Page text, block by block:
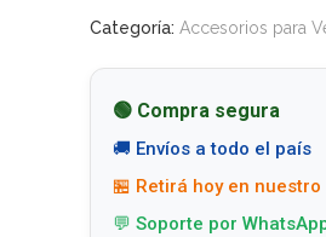
Categoría: Accesorios para
🟢 Compra segura
🚚 Envíos a todo el país
🏪 Retirá hoy en
💬 Soporte por